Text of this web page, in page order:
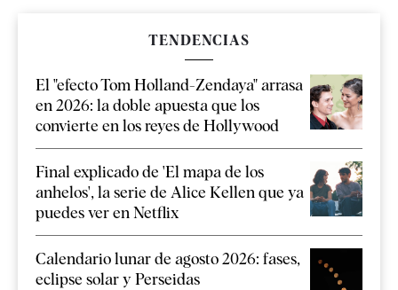
TENDENCIAS
El "efecto Tom Holland-Zendaya" arrasa
en 2026: la doble apuesta que los
convierte en los reyes de Hollywood
Final explicado de 'El mapa de los
anhelos', la serie de Alice Kellen que ya
puedes ver en Netflix
Calendario lunar de agosto 2026: fases,
eclipse solar y Perseidas